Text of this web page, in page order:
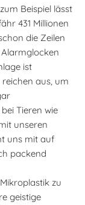
Beispiel lässt
431 Millionen
die Zeilen
ist
aus, um
Tieren wie
unseren
uns mit auf
packend
zu
geistige